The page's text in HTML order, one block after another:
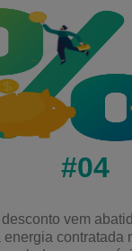
#04
vem
energia contratada